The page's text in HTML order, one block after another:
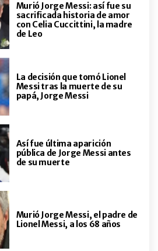
Murió Jorge Messi: así fue su
sacrificada historia de amor
con Celia Cuccittini, la madre
de Leo
La decisión que tomó Lionel
Messi tras la muerte de su
papá, Jorge Messi
Así fue última aparición
pública de Jorge Messi antes
de su muerte
Murió Jorge Messi, el padre de
Lionel Messi, a los 68 años